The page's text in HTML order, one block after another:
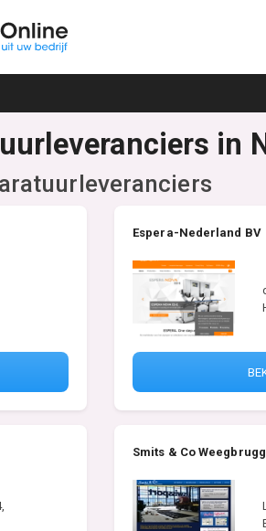
in
Espera-Nederland BV
Smits & Co